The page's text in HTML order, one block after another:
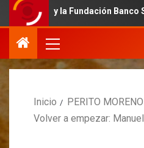
la Fundación Banco Santa Cruz
Inicio
PERITO MORENO
Volver a empezar: Manuel